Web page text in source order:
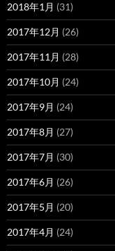
2018年1月 (31)
2017年12月 (26)
2017年11月 (28)
2017年10月 (24)
2017年9月 (24)
2017年8月 (27)
2017年7月 (30)
2017年6月 (26)
2017年5月 (20)
2017年4月 (24)